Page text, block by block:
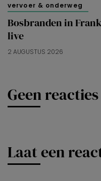
vervoer & onderweg
Bosbranden in
live
2 AUGUSTUS 2026
Geen reacties
Laat een